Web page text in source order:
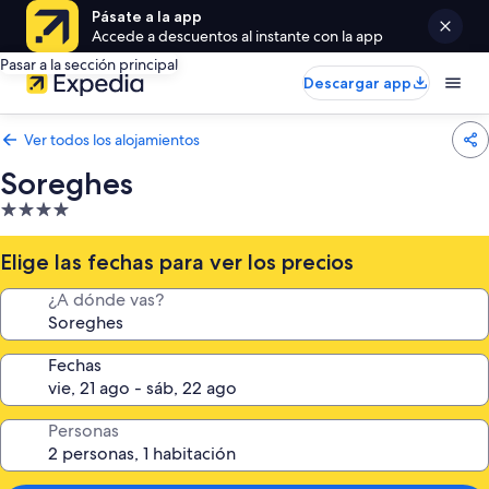
Pásate a la app
Accede a descuentos al instante con la app
Pasar a la sección principal
Descargar app
Ver todos los alojamientos
Soreghes
Alojamiento
de
4.0 estrellas
Elige las fechas para ver los precios
¿A dónde vas?
Fechas
Personas